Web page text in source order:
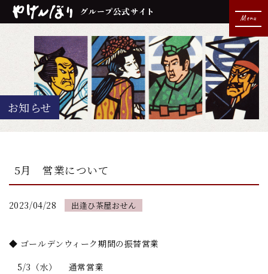
Menu
お知らせ
5月 営業について
2023/04/28 出逢ひ茶屋おせん
◆ ゴールデンウィーク期間の振替営業
5/3（水） 通常営業